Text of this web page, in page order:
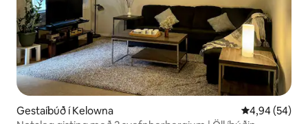
Gestaíbúð í Kelowna 4,94 af 5 í
4,94 (54)